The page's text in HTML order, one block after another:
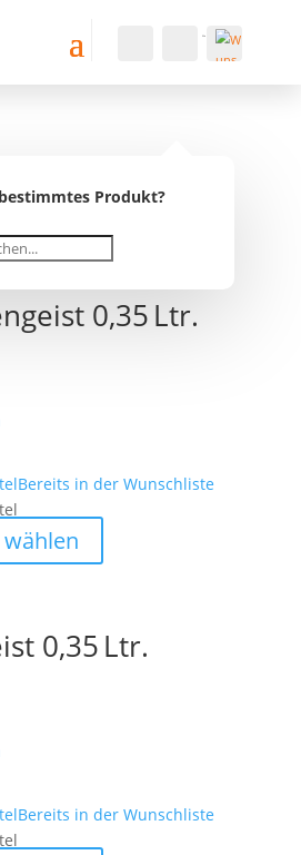
Suche
Warenkorb €
Produkt?
angezeigt
0,35 Ltr.
Bereits in der Wunschliste
Produkt
Varianten
auf.
Produktseite
0,35 Ltr.
Bereits in der Wunschliste